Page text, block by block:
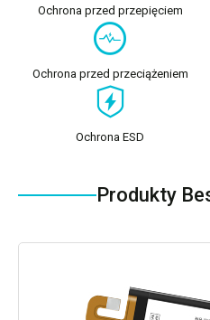
Ochrona przed przepięciem
Ochrona przed przeciążeniem
Ochrona ESD
Produkty